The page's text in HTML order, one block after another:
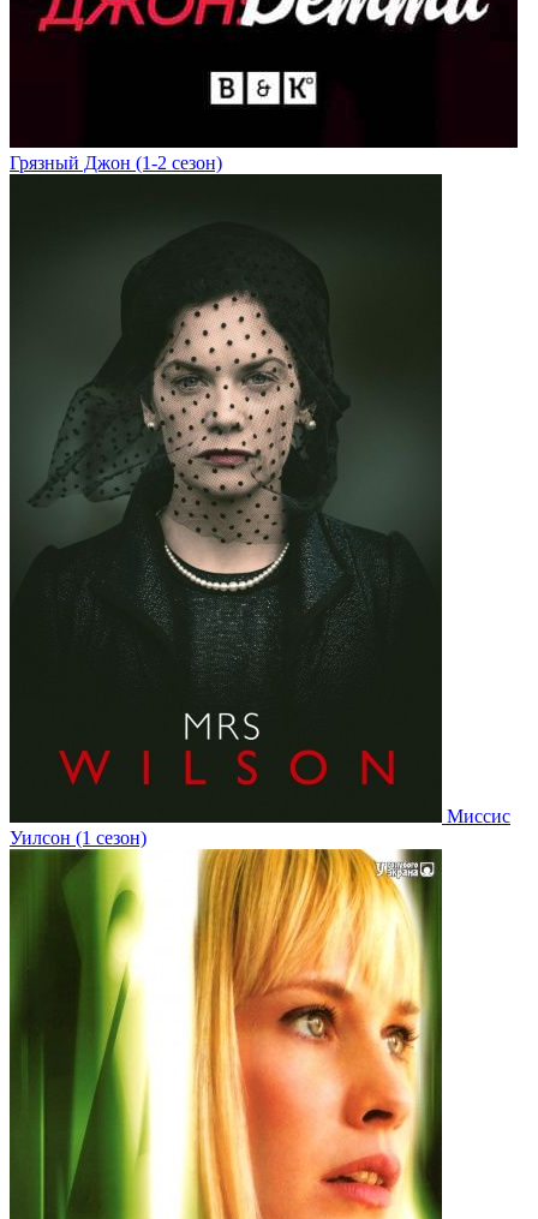
Грязный Джон (1-2 сезон)
Миссис
Уилсон (1 сезон)